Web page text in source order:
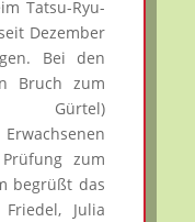
Tatsu-Ryu-
Dezember
Bei den
Bruch zum
Gürtel)
zum
begrüßt das
Friedel, Julia